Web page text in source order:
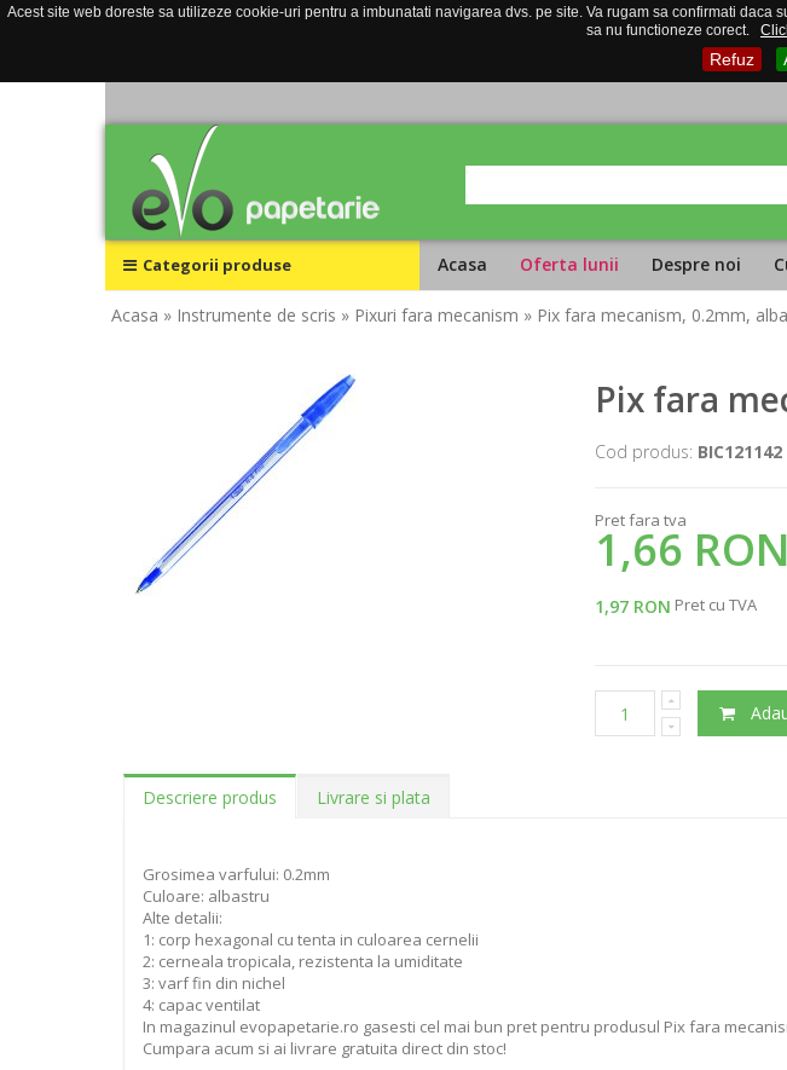
Acest site web doreste sa utilizeze cookie-uri pentru a imbunatati navigarea dvs. pe site. Va rugam sa confirmati
sa nu functioneze corect.
Refuz
Categorii produse Acasa Oferta lunii Despre noi
Acasa » Instrumente de scris » Pixuri fara mecanism » Pix fara mecanism, 0.2mm,
Pix fara
Cod produs: BIC121142
Pret fara tva
1,66 RON
1,97 RON Pret cu TVA
Descriere produs Livrare si plata
Grosimea varfului: 0.2mm
Culoare: albastru
Alte detalii:
1: corp hexagonal cu tenta in culoarea cernelii
2: cerneala tropicala, rezistenta la umiditate
3: varf fin din nichel
4: capac ventilat
In magazinul evopapetarie.ro gasesti cel mai bun pret pentru produsul Pix fara
Cumpara acum si ai livrare gratuita direct din stoc!